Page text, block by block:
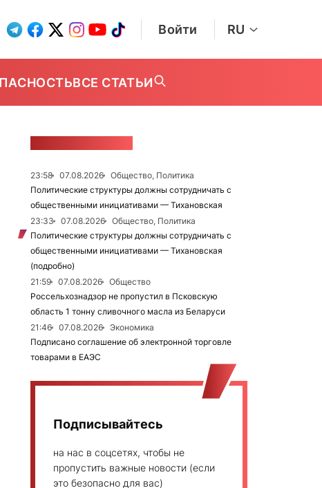
Войти RU
ВСЕ СТАТЬИ
23:58 07.08.2026
Общество, Политика
Политические структуры должны сотрудничать с
общественными инициативами — Тихановская
23:33
07.08.2026
Общество, Политика
Политические структуры должны сотрудничать с
общественными инициативами — Тихановская
(подробно)
21:59
07.08.2026
Общество
Россельхознадзор не пропустил в Псковскую
область 1 тонну сливочного масла из Беларуси
21:46
07.08.2026
Экономика
Подписано соглашение об электронной торговле
товарами в ЕАЭС
Подписывайтесь
на нас в соцсетях, чтобы не
пропустить важные новости (если
это безопасно для вас)